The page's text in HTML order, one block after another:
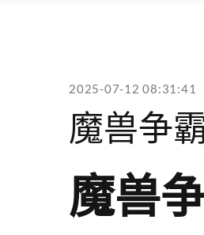
2025-07-12 08:31:41
魔兽争
魔兽